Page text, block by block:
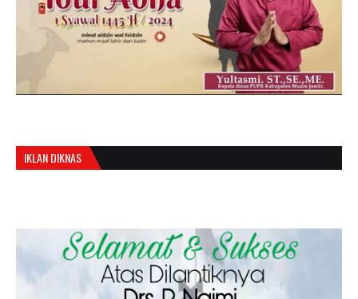
IKLAN DIKNAS